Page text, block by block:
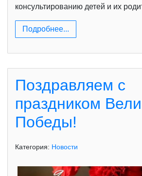
консультированию детей и их
Подробнее...
Поздравляем с
праздником
Победы!
Категория: Новости